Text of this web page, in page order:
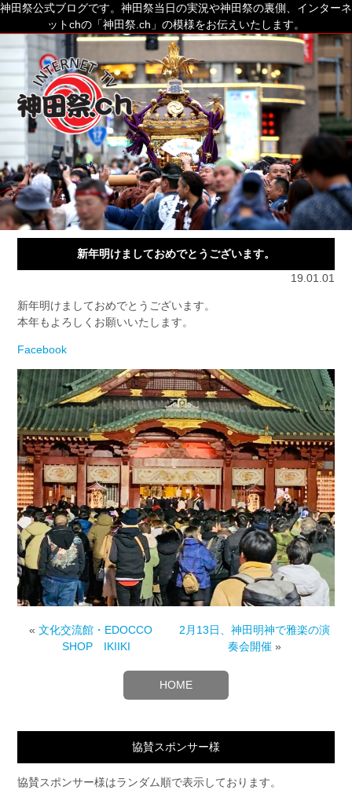
神田祭公式ブログです。神田祭当日の実況や神田祭の裏側、インターネ
ットchの「神田祭.ch」の模様をお伝えいたします。
新年明けましておめでとうございます。
19.01.01
新年明けましておめでとうございます。
本年もよろしくお願いいたします。
Facebook
«文化交流館・EDOCCO
SHOP IKIIKI
2月13日、神田明神で雅楽の演
奏会開催 »
HOME
協賛スポンサー様
協賛スポンサー様はランダム順で表示しております。